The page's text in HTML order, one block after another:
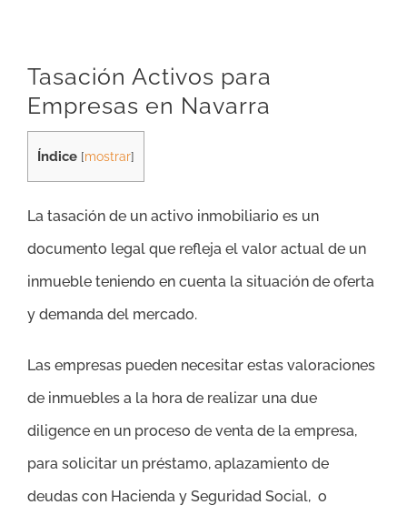
Tasación Activos para
Empresas en Navarra
Índice [mostrar]
La tasación de un activo inmobiliario es un
documento legal que refleja el valor actual de un
inmueble teniendo en cuenta la situación de oferta
y demanda del mercado.
Las empresas pueden necesitar estas valoraciones
de inmuebles a la hora de realizar una due
diligence en un proceso de venta de la empresa,
para solicitar un préstamo, aplazamiento de
deudas con Hacienda y Seguridad Social, o